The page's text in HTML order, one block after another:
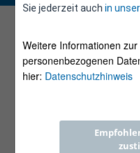
Sie jederzeit auchin
Weitere Informationen
personenbezogenen
hier: Datenschutzhinweis